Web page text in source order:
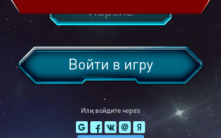
Или войдите через
Войти в игру